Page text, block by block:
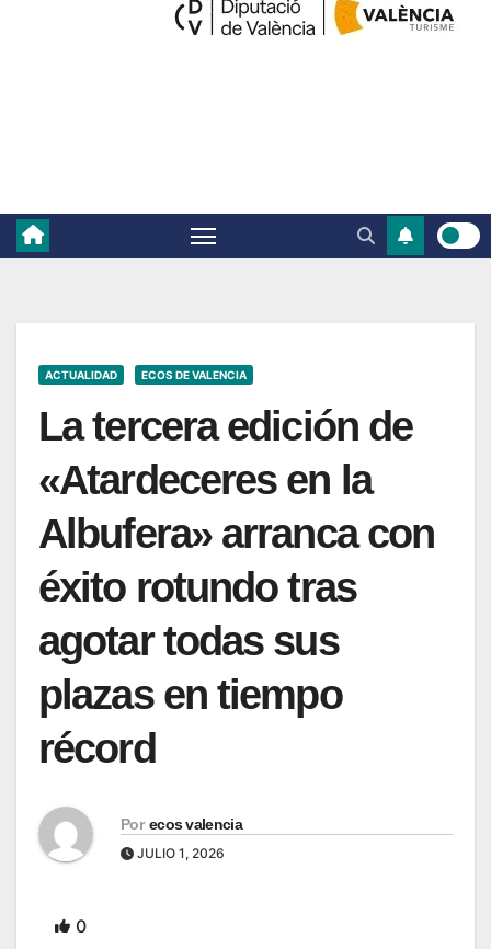
ACTUALIDAD ECOS DE VALENCIA
La tercera edición de
«Atardeceres en la
Albufera» arranca con
éxito rotundo tras
agotar todas sus
plazas en tiempo
récord
Por ecos valencia
JULIO 1, 2026
0